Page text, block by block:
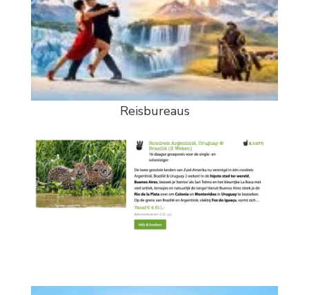
Reisbureaus